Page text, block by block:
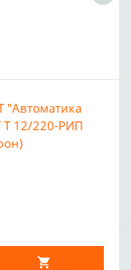
"Автоматика
Т 12/220-РИП